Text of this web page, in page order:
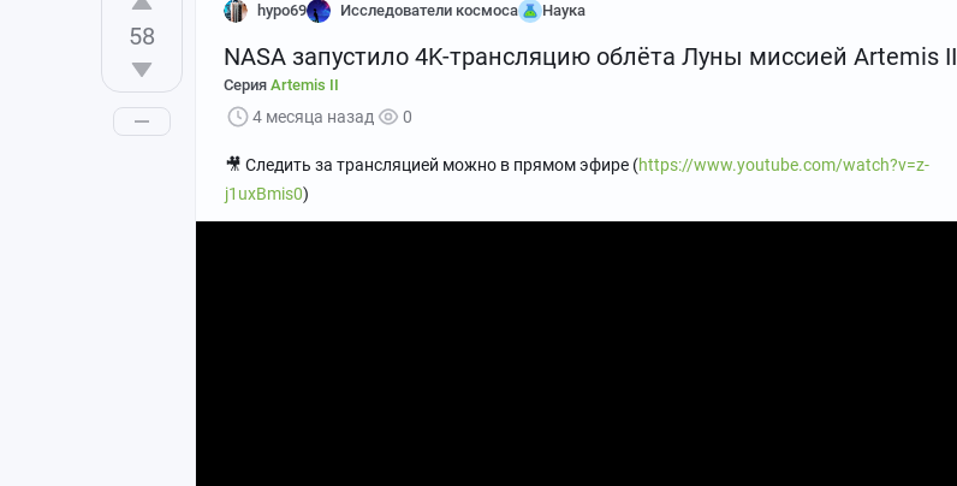
58
hypo69 Исследователи космоса Наука
NASA запустило 4K-трансляцию облёта Луны миссией Artemis II
Серия Artemis II
4 месяца назад 0
🎥 Следить за трансляцией можно в прямом эфире (https://www.youtube.com/watch?v=z-
j1uxBmis0)